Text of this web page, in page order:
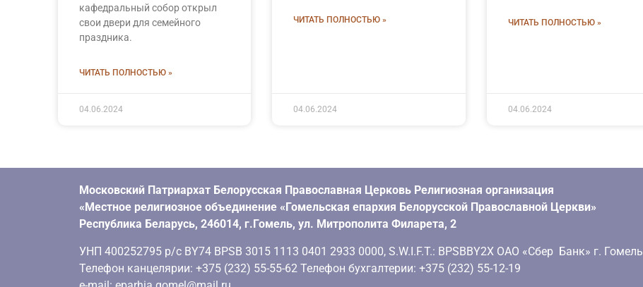
кафедральный собор открыл
свои двери для семейного
праздника.
ЧИТАТЬ ПОЛНОСТЬЮ »
04.06.2024
ЧИТАТЬ ПОЛНОСТЬЮ »
04.06.2024
ЧИТАТЬ ПОЛНОСТЬЮ »
04.06.2024
Московский Патриархат Белорусская Православная Церковь Религиозная организация
«Местное религиозное объединение «Гомельская епархия Белорусской Православной Церкви»
Республика Беларусь, 246014, г.Гомель, ул. Митрополита Филарета, 2
УНП 400252795 р/с BY74 BPSB 3015 1113 0401 2933 0000, S.W.I.F.T.: BPSBBY2X ОАО «Сбер Банк» г. Гомель
Телефон канцелярии: +375 (232) 55-55-62 Телефон бухгалтерии: +375 (232) 55-12-19